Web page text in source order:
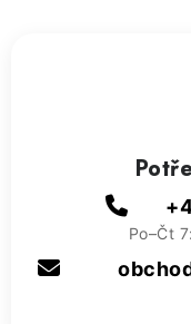
Reference a
Po–Čt